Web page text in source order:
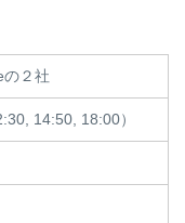
２社
14:50, 18:00）